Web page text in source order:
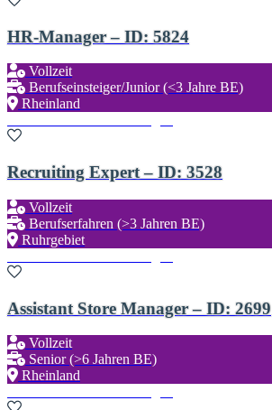
HR-Manager – ID: 5824
Vollzeit
Berufseinsteiger/Junior (<3 Jahre BE)
Rheinland
Recruiting Expert – ID: 3528
Vollzeit
Berufserfahren (>3 Jahren BE)
Ruhrgebiet
Assistant Store Manager – ID: 2699
Vollzeit
Senior (>6 Jahren BE)
Rheinland